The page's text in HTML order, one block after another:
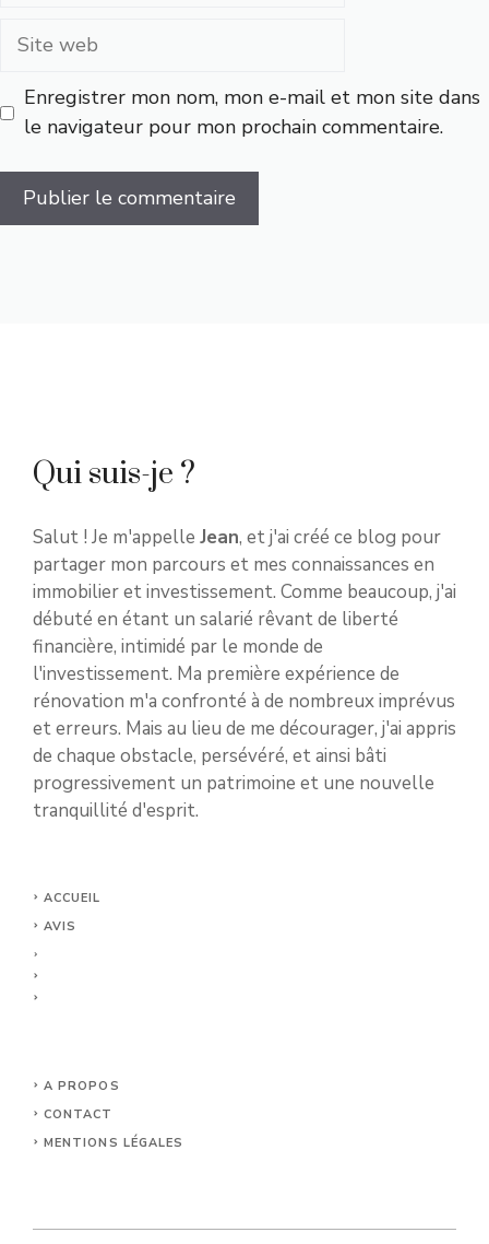
Site
Enregistrer mon nom, mon e-mail et mon site dans
le navigateur pour mon prochain commentaire.
Qui suis-je ?
Salut ! Je m'appelle Jean, et j'ai créé ce blog pour
partager mon parcours et mes connaissances en
immobilier et investissement. Comme beaucoup, j'ai
débuté en étant un salarié rêvant de liberté
financière, intimidé par le monde de
l'investissement. Ma première expérience de
rénovation m'a confronté à de nombreux imprévus
et erreurs. Mais au lieu de me décourager, j'ai appris
de chaque obstacle, persévéré, et ainsi bâti
progressivement un patrimoine et une nouvelle
tranquillité d'esprit.
ACCUEIL
AVIS
A PROPOS
CONTACT
MENTIONS LÉGALES